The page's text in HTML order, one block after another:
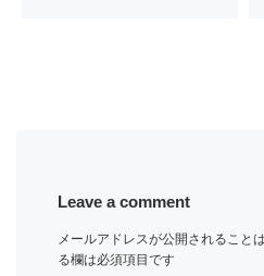
Leave a comment
メールアドレスが公開されること
る欄は必須項目です